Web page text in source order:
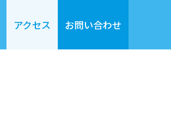
アクセス お問い合わせ